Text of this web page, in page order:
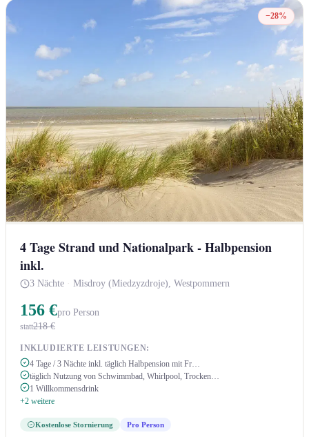
−28%
4 Tage Strand und Nationalpark - Halbpension
inkl.
3 Nächte · Misdroy (Miedzyzdroje), Westpommern
156 €pro Person
statt218 €
INKLUDIERTE LEISTUNGEN:
4 Tage / 3 Nächte inkl. täglich Halbpension mit Fr…
täglich Nutzung von Schwimmbad, Whirlpool, Trocken…
1 Willkommensdrink
+2 weitere
Kostenlose Stornierung Pro Person